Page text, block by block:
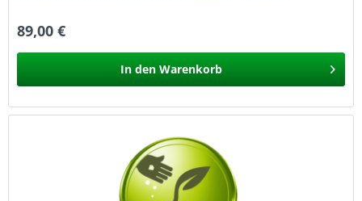
89,00 €
In den Warenkorb